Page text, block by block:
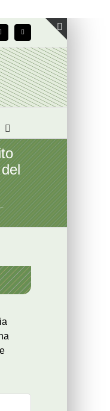
Email
Toggle
area
barra
scorrevole